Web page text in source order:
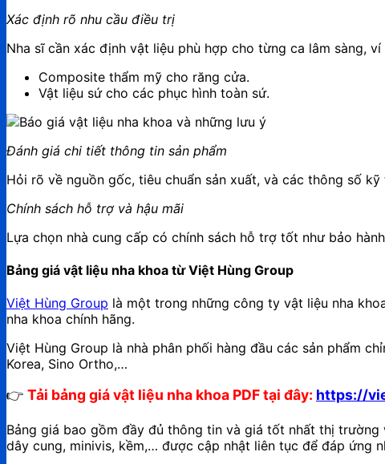
Xác định rõ nhu cầu điều trị
Nha sĩ cần xác định vật liệu phù hợp cho từng ca lâm sàng, ví
Composite thẩm mỹ cho răng cửa.
Vật liệu sứ cho các phục hình toàn sứ.
Đánh giá chi tiết thông tin sản phẩm
Hỏi rõ về nguồn gốc, tiêu chuẩn sản xuất, và các thông số
Chính sách hỗ trợ và hậu mãi
Lựa chọn nhà cung cấp có chính sách hỗ trợ tốt như bảo
Bảng giá vật liệu nha khoa từ Việt Hùng Group
Việt Hùng Group là một trong những công ty vật liệu nha
nha khoa chính hãng.
Việt Hùng Group là nhà phân phối hàng đầu các sản phẩm
Korea, Sino Ortho,…
👉 Tải bảng giá vật liệu nha khoa PDF tại đây: https://
Bảng giá bao gồm đầy đủ thông tin và giá tốt nhất thị trường
dây cung, minivis, kềm,… được cập nhật liên tục để đáp ứng